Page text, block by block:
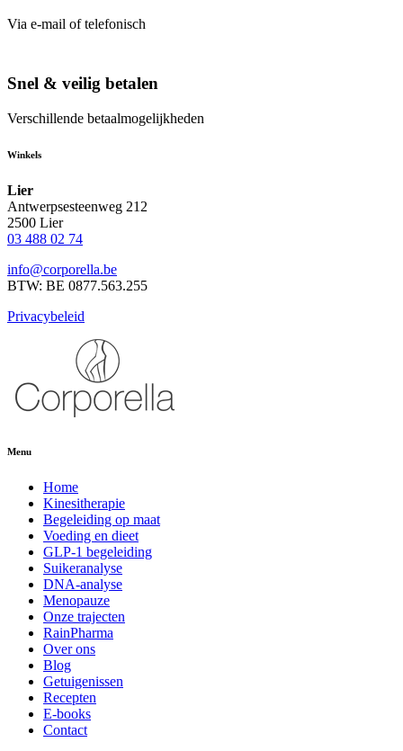
Via e-mail of telefonisch
Snel & veilig betalen
Verschillende betaalmogelijkheden
Winkels
Lier
Antwerpsesteenweg 212
2500 Lier
03 488 02 74
info@corporella.be
BTW: BE 0877.563.255
Privacybeleid
Menu
Home
Kinesitherapie
Begeleiding op maat
Voeding en dieet
GLP-1 begeleiding
Suikeranalyse
DNA-analyse
Menopauze
Onze trajecten
RainPharma
Over ons
Blog
Getuigenissen
Recepten
E-books
Contact